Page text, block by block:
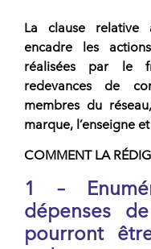
La clause relative
encadre les
réalisées par le
redevances de
membres du
marque, l’enseigne
COMMENT LA
1 –
dépenses
pourront